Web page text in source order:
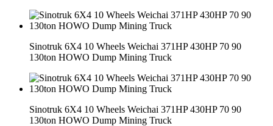
Sinotruk 6X4 10 Wheels Weichai 371HP 430HP 70 90
130ton HOWO Dump Mining Truck
Sinotruk 6X4 10 Wheels Weichai 371HP 430HP 70 90
130ton HOWO Dump Mining Truck